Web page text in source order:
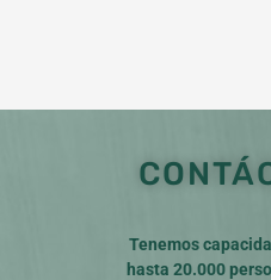
Tenemos
hasta 20.000